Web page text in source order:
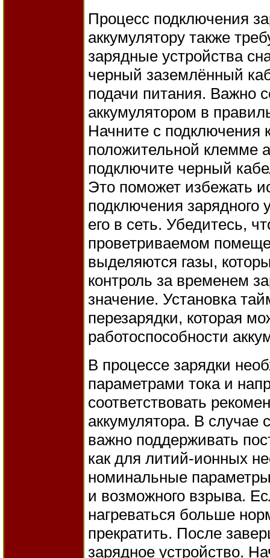
Процесс подключения
аккумулятору также
зарядные устройства
черный заземлённый
подачи питания. Важно
аккумулятором в
Начните с подключения
положительной клемме
подключите черный
Это поможет избежать
подключения зарядного
его в сеть. Убедитесь,
проветриваемом
выделяются газы,
контроль за временем
значение. Установка
перезарядки, которая
работоспособности
В процессе зарядки
параметрами тока и
соответствовать
аккумулятора. В случае
важно поддерживать
как для литий-ионных
номинальные
и возможного взрыва.
нагреваться больше
прекратить. После
зарядное устройство.